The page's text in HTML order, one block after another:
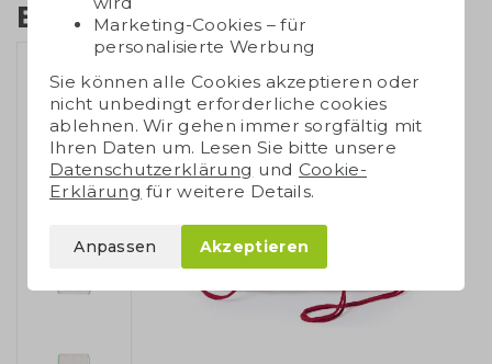
Baumwolle
Marketing-Cookies – für
personalisierte Werbung
Sie können alle Cookies akzeptieren oder
nicht unbedingt erforderliche cookies
ablehnen. Wir gehen immer sorgfältig mit
Ihren Daten um. Lesen Sie bitte unsere
Datenschutzerklärung und Cookie-
Erklärung für weitere Details.
Anpassen Akzeptieren